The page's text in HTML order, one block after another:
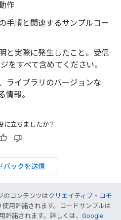
作
手順と関連するサンプルコー
と実際に発生したこと。受信
をすべて含めてください。
ライブラリのバージョンな
情報。
に立ちましたか？
バックを送信
のコンテンツはクリエイティブ・コモ
使用許諾されます。コードサンプルは
許諾されます。詳しくは、 Google